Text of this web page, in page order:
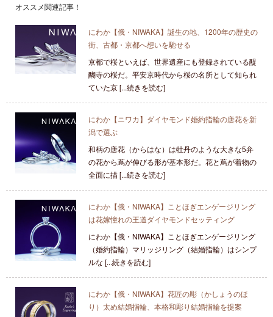
オススメ関連記事！
にわか【俄・NIWAKA】誕生の地、1200年の歴史の
街、古都・京都へ想いを馳せる
京都で桜といえば、世界遺産にも登録されている醍
醐寺の桜だ。平安京時代から桜の名所として知られ
ていた京 [...続きを読む]
にわか【ニワカ】ダイヤモンド婚約指輪の唐花を新
潟で選ぶ
和柄の唐花（からはな）は牡丹のような大きな5弁
の花から蔦が伸びる形が基本形だ。花と蔦が着物の
全面に描 [...続きを読む]
にわか【俄・NIWAKA】ことほぎエンゲージリング
は花嫁憧れの王道ダイヤモンドセッティング
にわか【俄・NIWAKA】ことほぎエンゲージリング
（婚約指輪）マリッジリング（結婚指輪）はシンプ
ルな [...続きを読む]
にわか【俄・NIWAKA】花匠の彫（かしょうのほ
り）太め結婚指輪、本格和彫り結婚指輪を提案